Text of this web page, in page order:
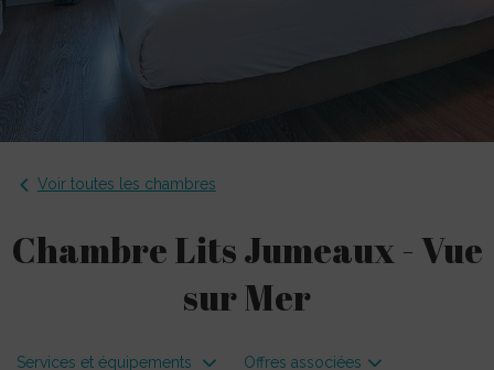
Voir toutes les chambres
Chambre Lits Jumeaux - Vue
sur Mer
Services et équipements Offres associées